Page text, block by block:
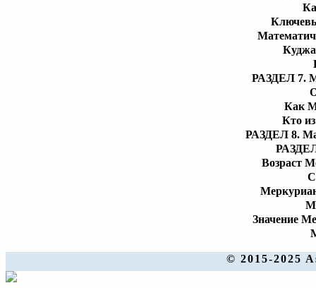
РАЗДЕЛ 7.
Как
Кто
РАЗДЕЛ 8.
Возраст
Значение
© 2015-2025